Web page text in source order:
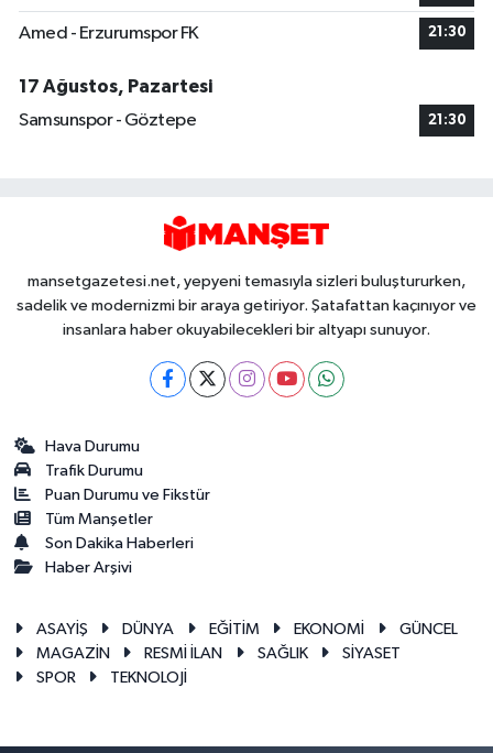
Samsunspor - Göztepe
mansetgazetesi.net, yepyeni temasıyla sizleri buluştururken,
sadelik ve modernizmi bir araya getiriyor. Şatafattan kaçınıyor ve
insanlara haber okuyabilecekleri bir altyapı sunuyor.
Hava Durumu
Trafik Durumu
Puan Durumu ve Fikstür
Tüm Manşetler
Son Dakika Haberleri
Haber Arşivi
ASAYİŞ DÜNYA EĞİTİM EKONOMİ
GÜNCEL
MAGAZİN
RESMİ İLAN SAĞLIK
SİYASET
SPOR
TEKNOLOJİ